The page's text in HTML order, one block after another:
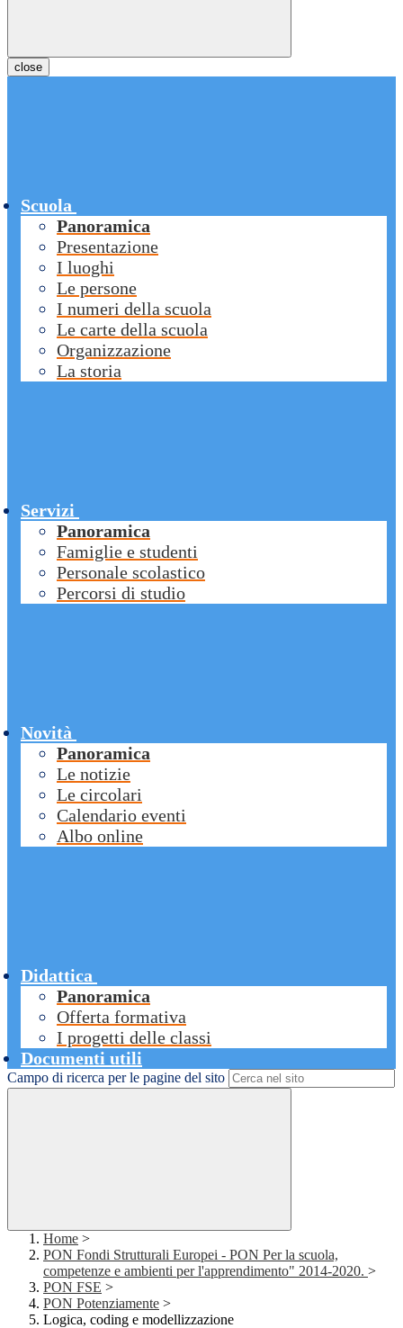
close
Scuola
Panoramica
Presentazione
I luoghi
Le persone
I numeri della scuola
Le carte della scuola
Organizzazione
La storia
Servizi
Panoramica
Famiglie e studenti
Personale scolastico
Percorsi di studio
Novità
Panoramica
Le notizie
Le circolari
Calendario eventi
Albo online
Didattica
Panoramica
Offerta formativa
I progetti delle classi
Documenti utili
Campo di ricerca per le pagine del sito
Home >
PON Fondi Strutturali Europei - PON Per la scuola,
competenze e ambienti per l'apprendimento" 2014-2020. >
PON FSE >
PON Potenziamente >
Logica, coding e modellizzazione